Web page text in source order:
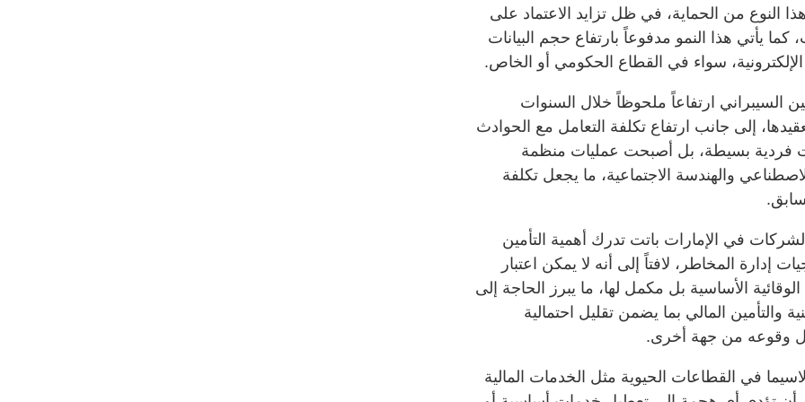
النوع من الحماية، في ظل تزايد الاعتماد على
يأتي هذا النمو مدفوعاً بارتفاع حجم البيانات
الإلكترونية، سواء في القطاع الحكومي أو الخاص.
السيبراني ارتفاعاً ملحوظاً خلال السنوات
إلى جانب ارتفاع تكلفة التعامل مع الحوادث
فردية بسيطة، بل أصبحت عمليات منظمة
والهندسة الاجتماعية، ما يجعل تكلفة
والشركات في الإمارات باتت تدرك أهمية التأمين
المخاطر، لافتاً إلى أنه لا يمكن اعتبار
الأساسية بل مكمل لها، ما يبرز الحاجة إلى
والتأمين المالي بما يضمن تقليل احتمالية
وقوعه من جهة أخرى.
في القطاعات الحيوية مثل الخدمات المالية